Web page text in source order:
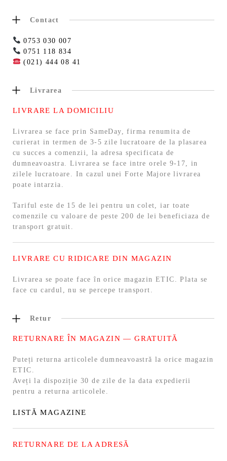
Contact
0753 030 007
0751 118 834
(021) 444 08 41
Livrarea
LIVRARE LA DOMICILIU
Livrarea se face prin SameDay, firma renumita de
curierat in termen de 3-5 zile lucratoare de la plasarea
cu succes a comenzii, la adresa specificata de
dumneavoastra. Livrarea se face intre orele 9-17, in
zilele lucratoare. In cazul unei Forte Majore livrarea
poate intarzia.
Tariful este de 15 de lei pentru un colet, iar toate
comenzile cu valoare de peste 200 de lei beneficiaza de
transport gratuit.
LIVRARE CU RIDICARE DIN MAGAZIN
Livrarea se poate face în orice magazin ETIC. Plata se
face cu cardul, nu se percepe transport.
Retur
RETURNARE ÎN MAGAZIN — GRATUITĂ
Puteți returna articolele dumneavoastră la orice magazin
ETIC.
Aveți la dispoziție 30 de zile de la data expedierii
pentru a returna articolele.
LISTĂ MAGAZINE
RETURNARE DE LA ADRESĂ